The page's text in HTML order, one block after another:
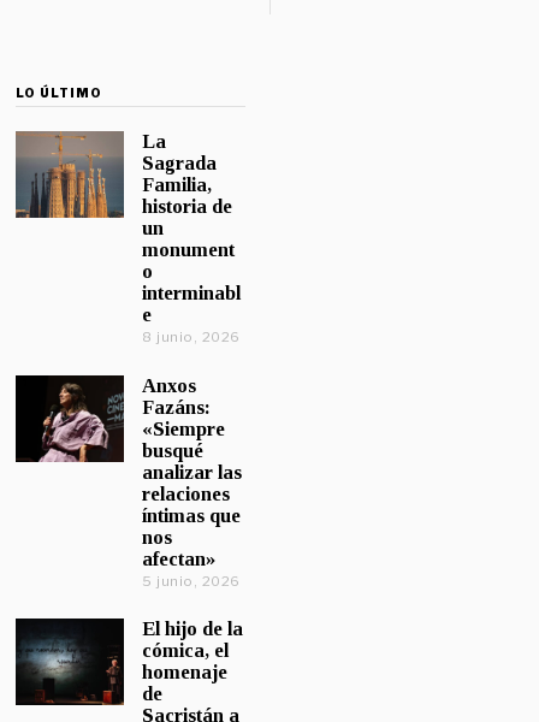
LO ÚLTIMO
La
Sagrada
Familia,
historia de
un
monument
o
interminabl
e
8 junio, 2026
Anxos
Fazáns:
«Siempre
busqué
analizar las
relaciones
íntimas que
nos
afectan»
5 junio, 2026
El hijo de la
cómica, el
homenaje
de
Sacristán a